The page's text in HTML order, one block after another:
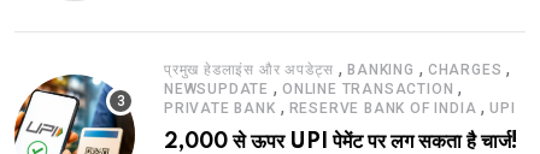
प्रमुख हेडलाइंस और अपडेट्स ,BANKING , CHARGES ,
NEWSUPDATE , ONLINE TRANSACTION ,
PRIVATE BANK , RESERVE BANK OF INDIA ,UPI
2,000 से ऊपर UPI पेमेंट पर लग सकता है चार्ज!